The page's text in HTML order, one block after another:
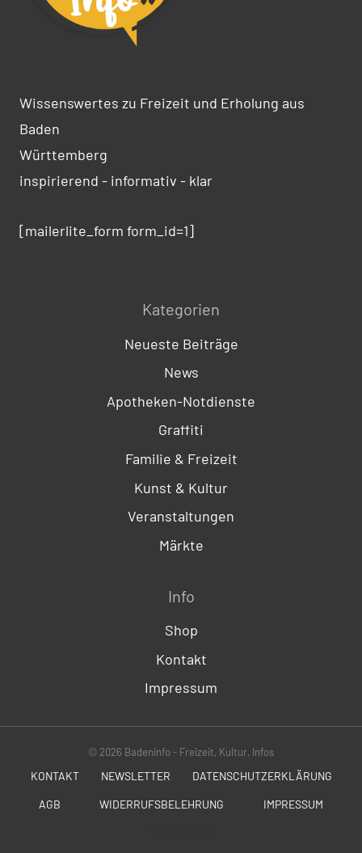
Wissenswertes zu Freizeit und Erholung aus
Baden
Württemberg
inspirierend - informativ - klar
[mailerlite_form form_id=1]
Kategorien
Neueste Beiträge
News
Apotheken-Notdienste
Graffiti
Familie & Freizeit
Kunst & Kultur
Veranstaltungen
Märkte
Info
Shop
Kontakt
Impressum
© 2026 Badeninfo - Freizeit, Kultur, Infos
KONTAKT NEWSLETTER DATENSCHUTZERKLÄRUNG
AGB WIDERRUFSBELEHRUNG IMPRESSUM